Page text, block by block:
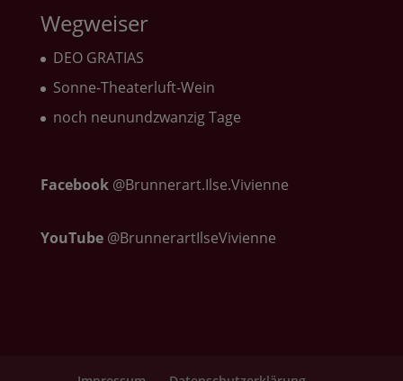
Wegweiser
DEO GRATIAS
Sonne-Theaterluft-Wein
noch neunundzwanzig Tage
Facebook@Brunnerart.Ilse.Vivienne
YouTube @BrunnerartIlseVivienne